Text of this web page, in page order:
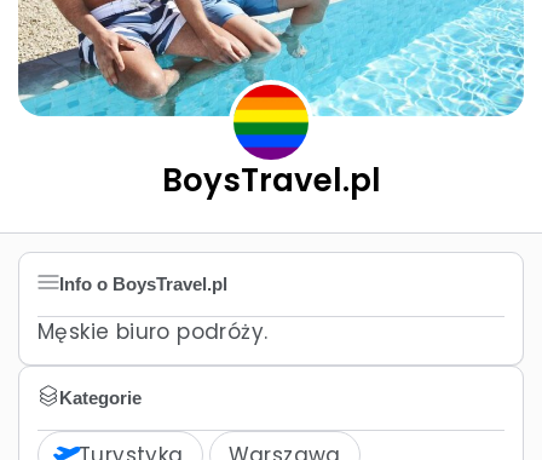
BoysTravel.pl
Info o BoysTravel.pl
Męskie biuro podróży.
Kategorie